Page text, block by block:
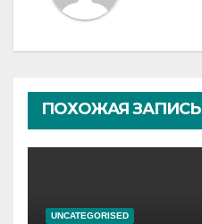
ПОХОЖАЯ ЗАПИСЬ
UNCATEGORISED